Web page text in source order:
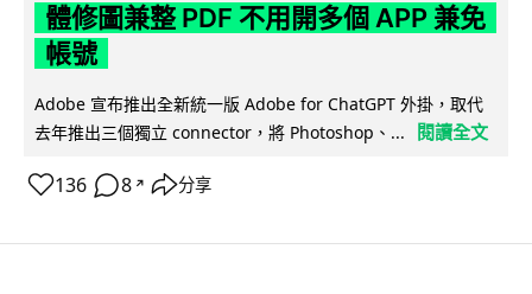
體修圖兼整 PDF 不用開多個 APP 兼免
帳號
Adobe 宣布推出全新統一版 Adobe for ChatGPT 外掛，取代
去年推出三個獨立 connector，將 Photoshop、...
閱讀全文
136 8 ↗ 分享